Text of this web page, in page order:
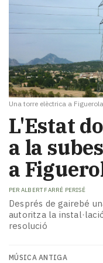
i
Cultura
Esports
Mai
tant!
TV
i
mitjans
El
temps
Reportatges
Entrevistes
Enquestes
escena!
Dis
teva!
Una torre elèctrica a
L'Estat
a la
a
PER ALBERT FARRÉ PERISÉ
Després de gairebé
autoritza la
resolució
MÚSICA ANTIGA